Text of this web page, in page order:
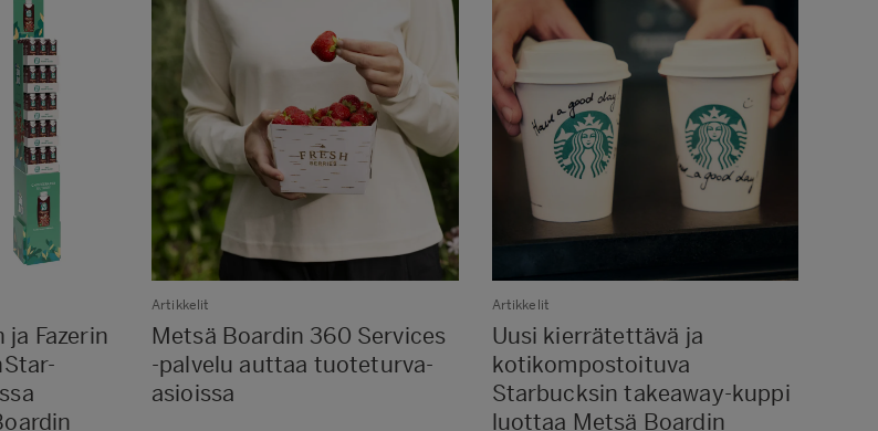
ja Fazerin
Artikkelit
Metsä Boardin 360 Services
-palvelu auttaa tuoteturva-
asioissa
Artikkelit
Uusi kierrätettävä ja
kotikompostoituva
Starbucksin takeaway-kuppi
luottaa Metsä Boardin